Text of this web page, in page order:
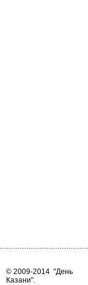
© 2009-2014 "День
Казани".